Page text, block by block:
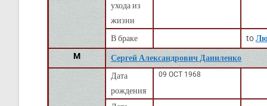
ухода из
жизни
В браке
to
M
Сергей Александрович Даниленко
Дата
рождения
09 OCT 1968